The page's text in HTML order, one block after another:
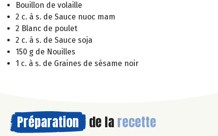
Bouillon de volaille
2 c. à s. de Sauce nuoc mam
2 Blanc de poulet
2 c. à s. de Sauce soja
150 g de Nouilles
1 c. à s. de Graines de sésame noir
Préparation de la recette